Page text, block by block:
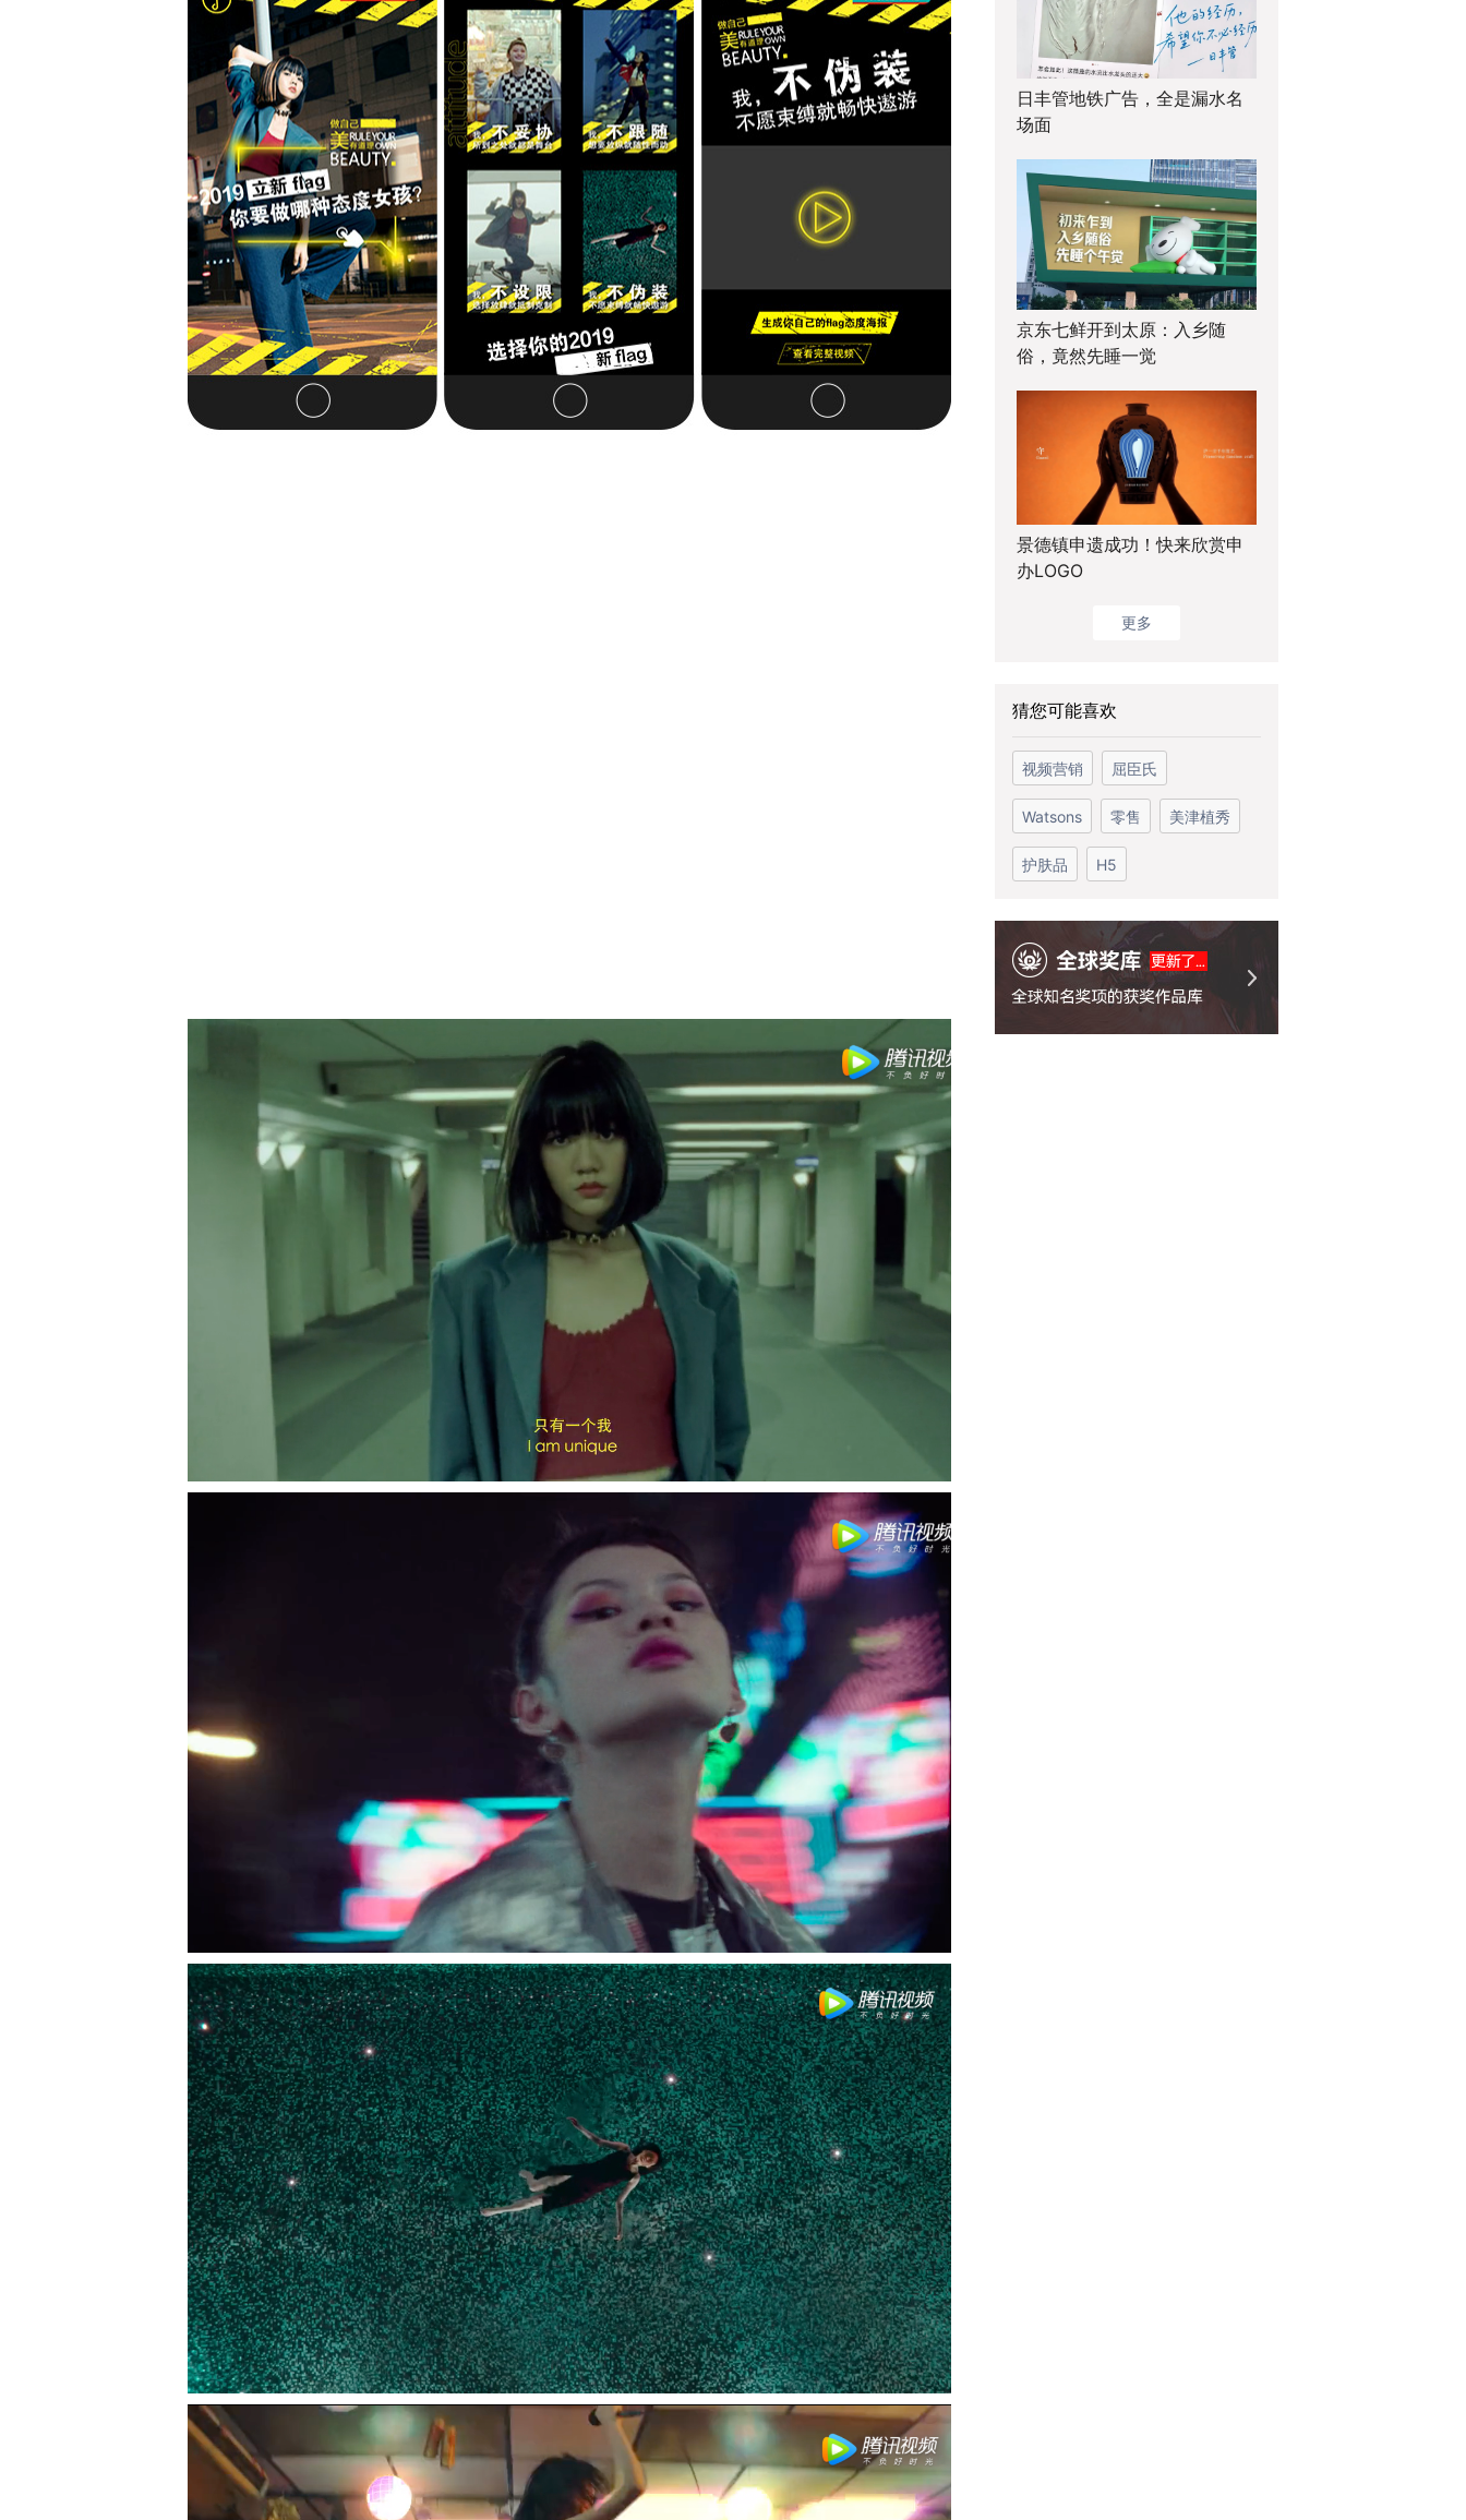
日丰管地铁广告，全是漏水名
场面
京东七鲜开到太原：入乡随
俗，竟然先睡一觉
景德镇申遗成功！快来欣赏申
办LOGO
更多
猜您可能喜欢
视频营销 屈臣氏
Watsons 零售 美津植秀
护肤品 H5